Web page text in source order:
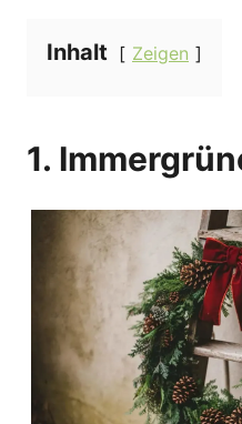
Inhalt Zeigen
1.